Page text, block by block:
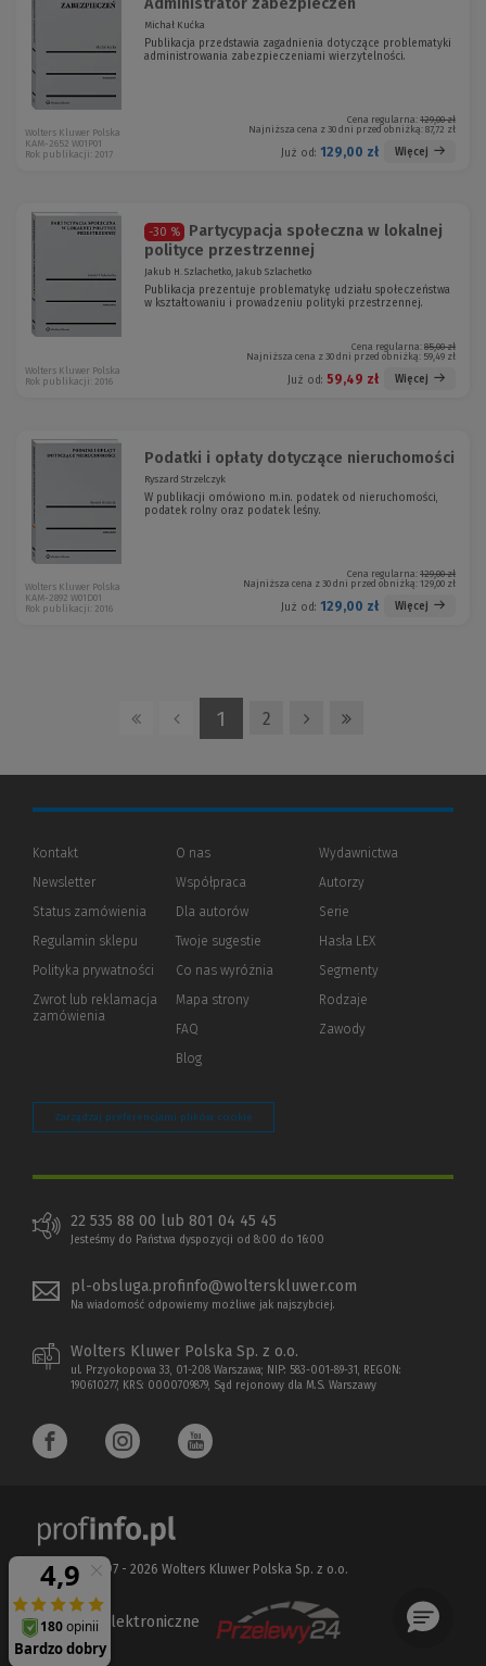
Michał Kućka
Publikacja przedstawia zagadnienia dotyczące problematyki
administrowania zabezpieczeniami wierzytelności.
Cena regularna: 129,00 zł
Najniższa cena z 30 dni przed obniżką: 87,72 zł
Już od: 129,00 zł Więcej
Wolters Kluwer Polska
KAM-2652 W01P01
Rok publikacji: 2017
-30 %
Partycypacja społeczna w lokalnej
polityce przestrzennej
Jakub H. Szlachetko, Jakub Szlachetko
Publikacja prezentuje problematykę udziału społeczeństwa
w kształtowaniu i prowadzeniu polityki przestrzennej.
Cena regularna: 85,00 zł
Najniższa cena z 30 dni przed obniżką: 59,49 zł
Już od: 59,49 zł Więcej
Wolters Kluwer Polska
Rok publikacji: 2016
Podatki i opłaty dotyczące nieruchomości
Ryszard Strzelczyk
W publikacji omówiono m.in. podatek od nieruchomości,
podatek rolny oraz podatek leśny.
Cena regularna: 129,00 zł
Najniższa cena z 30 dni przed obniżką: 129,00 zł
Już od: 129,00 zł Więcej
Wolters Kluwer Polska
KAM-2892 W01D01
Rok publikacji: 2016
1 2
Kontakt
Newsletter
Status zamówienia
Regulamin sklepu
Polityka prywatności (Nowe
(Link
innej
Zwrot lub reklamacja
zamówienia
O nas
Współpraca
Dla autorów(Nowe
(Link
innej
strony)
Twoje sugestie
Co nas wyróżnia
Mapa strony
FAQ
Blog
Wydawnictwa
Autorzy
Serie
Hasła LEX
Segmenty
Rodzaje
Zawody
Zarządzaj preferencjami plików cookie
22 535 88 00 lub 801 04 45 45
Jesteśmy do Państwa dyspozycji od 8:00 do 16:00
pl-obsluga.profinfo@wolterskluwer.com
Na wiadomość odpowiemy możliwe jak najszybciej.
Wolters Kluwer Polska Sp. z o.o.
ul. Przyokopowa 33, 01-208 Warszawa; NIP: 583-001-89-31, REGON:
190610277, KRS: 0000709879, Sąd rejonowy dla M.S. Warszawy
Copyright 1997 - 2026 Wolters Kluwer Polska Sp. z o.o.
Płatności elektroniczne
(Nowe
okno)
(Link
do